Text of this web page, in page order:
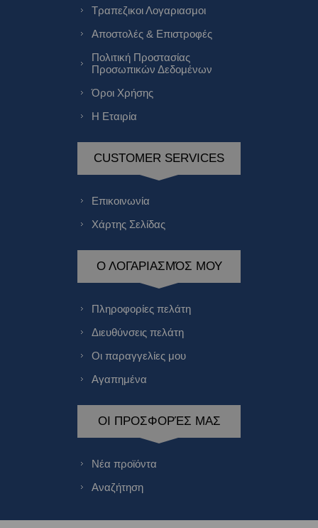
Τραπεζικοι Λογαριασμοι
Αποστολές & Επιστροφές
Πολιτική Προστασίας
Προσωπικών Δεδομένων
Όροι Χρήσης
Η Εταιρία
CUSTOMER SERVICES
Επικοινωνία
Χάρτης Σελίδας
Ο ΛΟΓΑΡΙΑΣΜΌΣ ΜΟΥ
Πληροφορίες πελάτη
Διευθύνσεις πελάτη
Οι παραγγελίες μου
Αγαπημένα
ΟΙ ΠΡΟΣΦΟΡΈΣ ΜΑΣ
Νέα προϊόντα
Αναζήτηση